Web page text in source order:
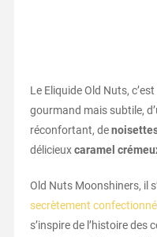
Le Eliquide Old Nuts,
gourmand mais subtile,
réconfortant, de
délicieuxcaramel
Old Nuts Moonshiners, il
secrètement confectionné
s’inspire de l’histoire des